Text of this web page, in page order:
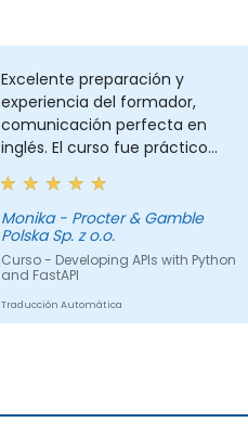
Excelente preparación y
experiencia del formador,
comunicación perfecta en
inglés. El curso fue práctico
(ejercicios + compartiendo
ejemplos de casos de uso)
Monika - Procter & Gamble
Polska Sp. z o.o.
Curso - Developing APIs with Python
and FastAPI
Traducción Automática